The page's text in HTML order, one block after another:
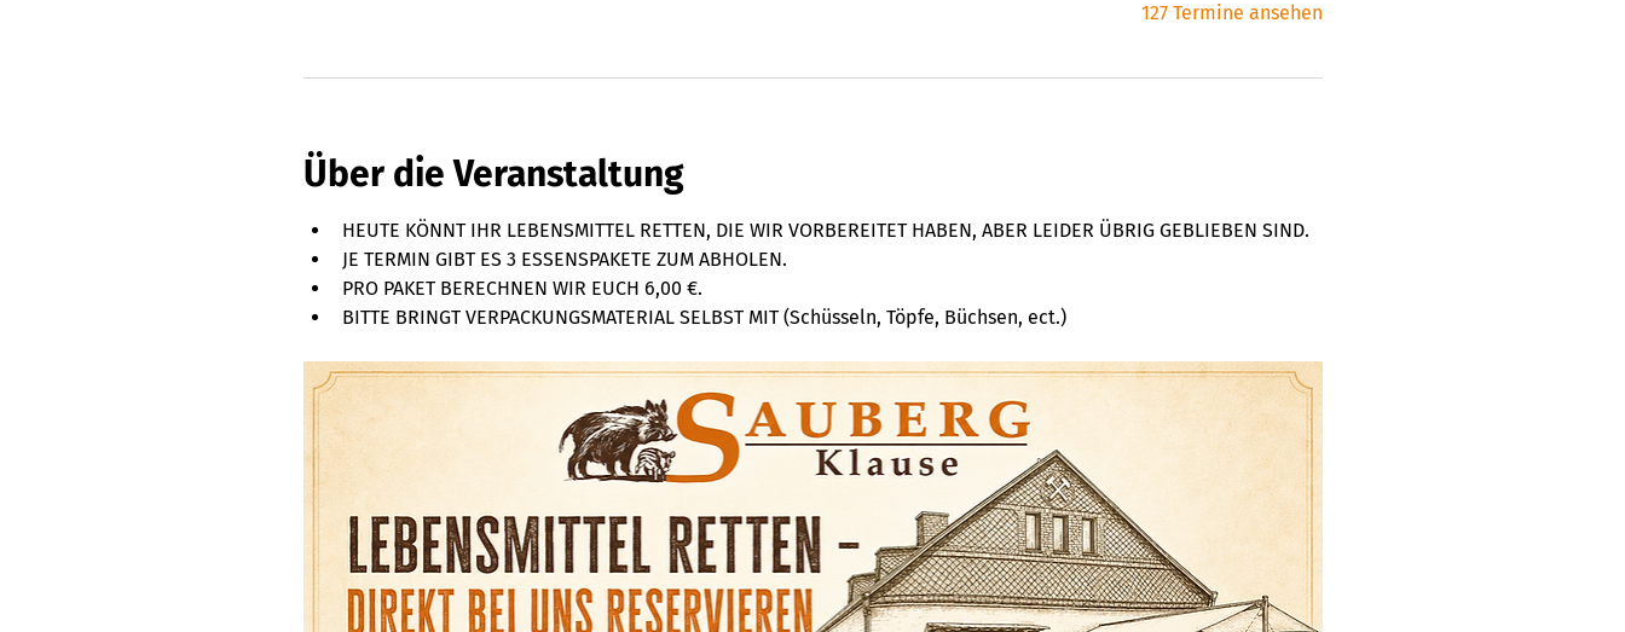
127 Termine ansehen
Über die Veranstaltung
HEUTE KÖNNT IHR LEBENSMITTEL RETTEN, DIE WIR VORBEREITET HABEN, ABER LEIDER ÜBRIG GEBLIEBEN SIND.
JE TERMIN GIBT ES 3 ESSENSPAKETE ZUM ABHOLEN.
PRO PAKET BERECHNEN WIR EUCH 6,00 €.
BITTE BRINGT VERPACKUNGSMATERIAL SELBST MIT (Schüsseln, Töpfe, Büchsen, ect.)